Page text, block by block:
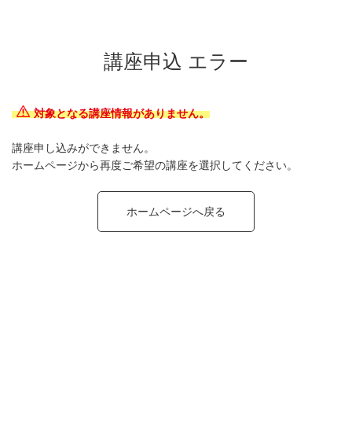
講座申込 エラー
対象となる講座情報がありません。
講座申し込みができません。
ホームページから再度ご希望の講座を選択してください。
ホームページへ戻る